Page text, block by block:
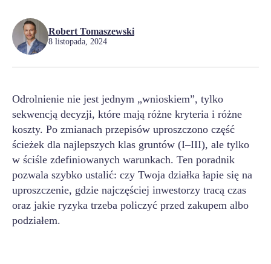
Robert Tomaszewski
8 listopada, 2024
Odrolnienie nie jest jednym „wnioskiem”, tylko
sekwencją decyzji, które mają różne kryteria i różne
koszty. Po zmianach przepisów uproszczono część
ścieżek dla najlepszych klas gruntów (I–III), ale tylko
w ściśle zdefiniowanych warunkach. Ten poradnik
pozwala szybko ustalić: czy Twoja działka łapie się na
uproszczenie, gdzie najczęściej inwestorzy tracą czas
oraz jakie ryzyka trzeba policzyć przed zakupem albo
podziałem.